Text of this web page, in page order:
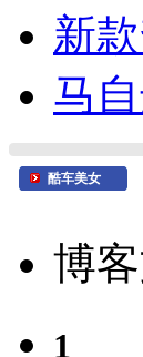
新
马
酷车美女
博
1